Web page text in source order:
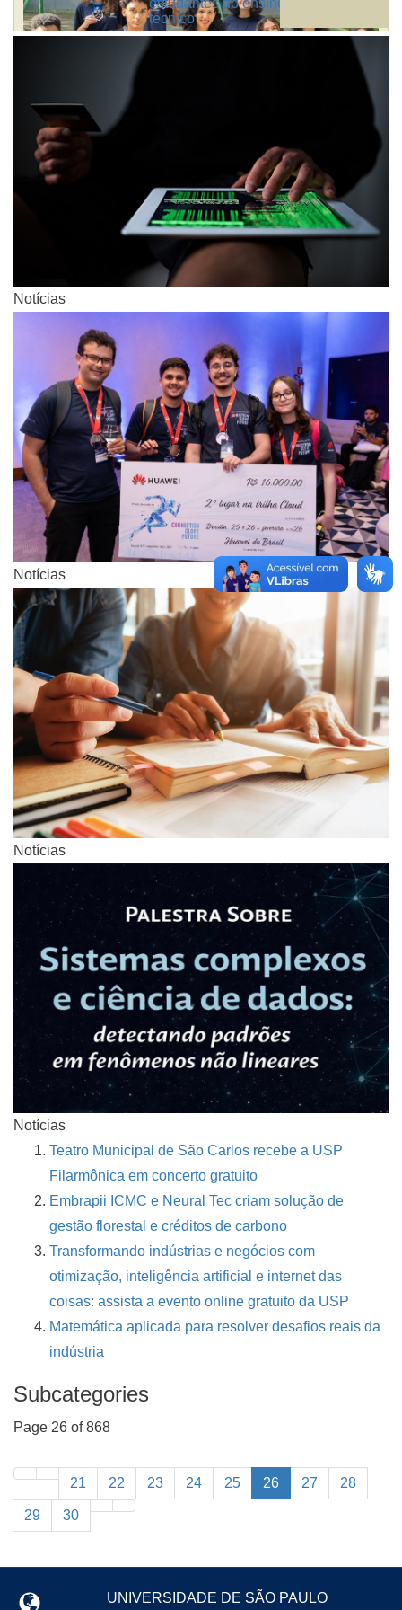
estudantes do ensino médio e
técnico
Notícias
Notícias
Notícias
Notícias
Notícias
Teatro Municipal de São Carlos recebe a USP
Filarmônica em concerto gratuito
Embrapii ICMC e Neural Tec criam solução de
gestão florestal e créditos de carbono
Transformando indústrias e negócios com
otimização, inteligência artificial e internet das
coisas: assista a evento online gratuito da USP
Matemática aplicada para resolver desafios reais da
indústria
Subcategories
Page 26 of 868
21 22 23 24 25 26 27 28
29 30
UNIVERSIDADE DE SÃO PAULO